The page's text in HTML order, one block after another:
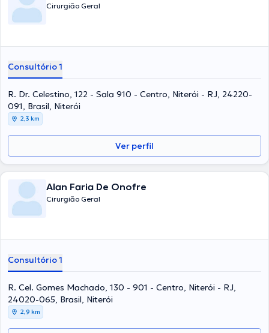
Cirurgião Geral
Consultório 1
R. Dr. Celestino, 122 - Sala 910 - Centro, Niterói - RJ, 24220-
091, Brasil, Niterói
2,3 km
Ver perfil
Alan Faria De Onofre
Cirurgião Geral
Consultório 1
R. Cel. Gomes Machado, 130 - 901 - Centro, Niterói - RJ,
24020-065, Brasil, Niterói
2,9 km